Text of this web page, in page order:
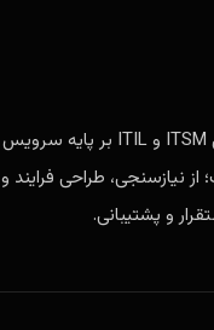
مدانت مجری پیاده‌سازی ITSM و ITIL بر پایه سرویس
نیازسنجی، طراحی فرایند و
و پشتیبانی.